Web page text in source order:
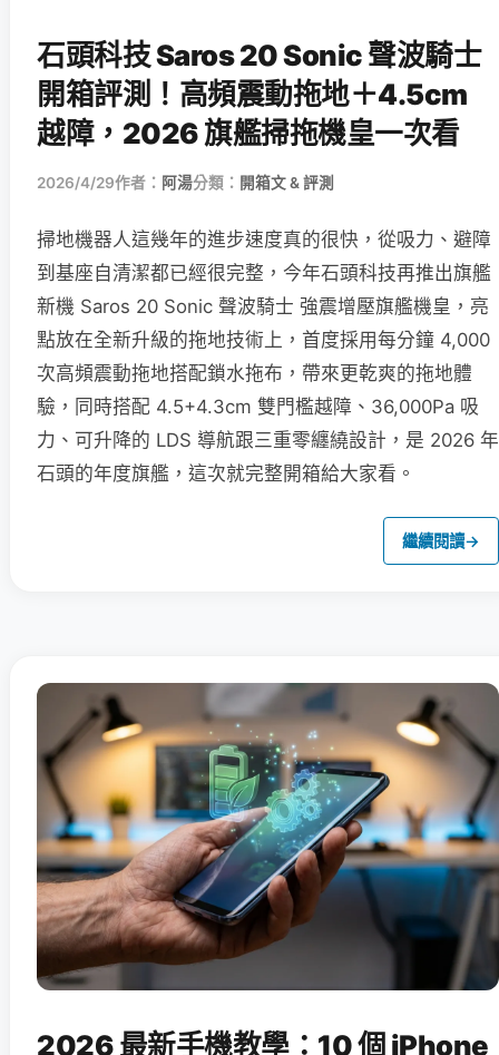
石頭科技 Saros 20 Sonic 聲波騎士
開箱評測！高頻震動拖地＋4.5cm
越障，2026 旗艦掃拖機皇一次看
2026/4/29作者： 阿湯分類： 開箱文 & 評測
掃地機器人這幾年的進步速度真的很快，從吸力、避障
到基座自清潔都已經很完整，今年石頭科技再推出旗艦
新機 Saros 20 Sonic 聲波騎士 強震增壓旗艦機皇，亮
點放在全新升級的拖地技術上，首度採用每分鐘 4,000
次高頻震動拖地搭配鎖水拖布，帶來更乾爽的拖地體
驗，同時搭配 4.5+4.3cm 雙門檻越障、36,000Pa 吸
力、可升降的 LDS 導航跟三重零纏繞設計，是 2026 年
石頭的年度旗艦，這次就完整開箱給大家看。
繼續閱讀→
2026 最新手機教學：10 個 iPhone